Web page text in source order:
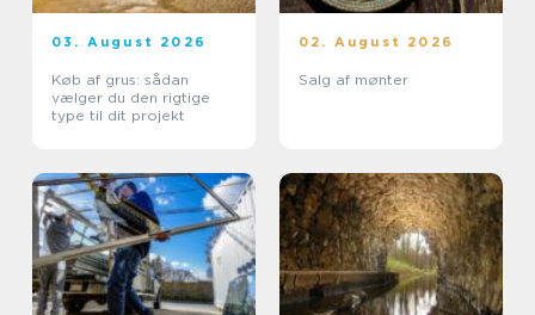
03. August 2026
Køb af grus: sådan
vælger du den rigtige
type til dit projekt
02. August 2026
Salg af mønter